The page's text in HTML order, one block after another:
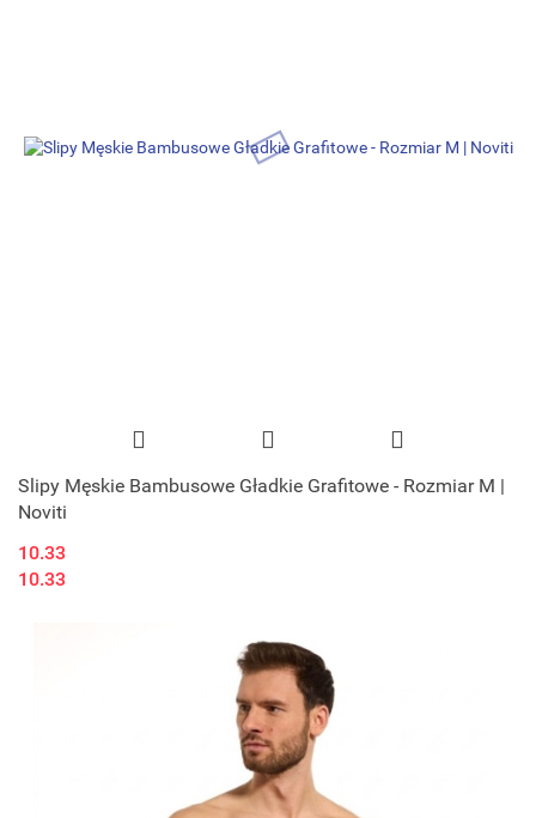
Slipy Męskie Bambusowe Gładkie Grafitowe - Rozmiar M |
Noviti
10.33
10.33